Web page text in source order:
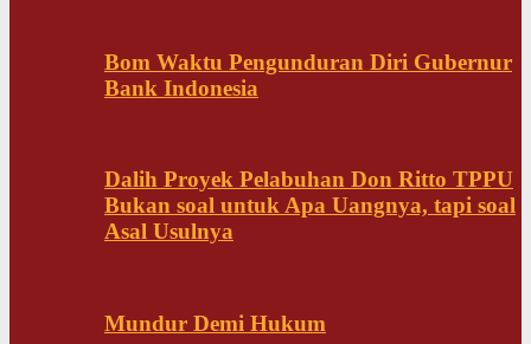
Bom Waktu Pengunduran Diri Gubernur
Bank Indonesia
Dalih Proyek Pelabuhan Don Ritto TPPU
Bukan soal untuk Apa Uangnya, tapi soal
Asal Usulnya
Mundur Demi Hukum